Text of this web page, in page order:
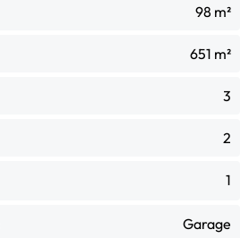
98 m²
651 m²
3
2
1
Garage